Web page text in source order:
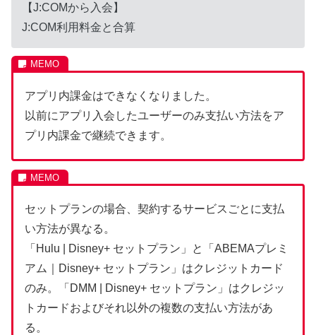
【J:COMから入会】
J:COM利用料金と合算
アプリ内課金はできなくなりました。
以前にアプリ入会したユーザーのみ支払い方法をア
プリ内課金で継続できます。
セットプランの場合、契約するサービスごとに支払
い方法が異なる。
「Hulu | Disney+ セットプラン」と「ABEMAプレミ
アム｜Disney+ セットプラン」はクレジットカード
のみ。「DMM | Disney+ セットプラン」はクレジッ
トカードおよびそれ以外の複数の支払い方法があ
る。